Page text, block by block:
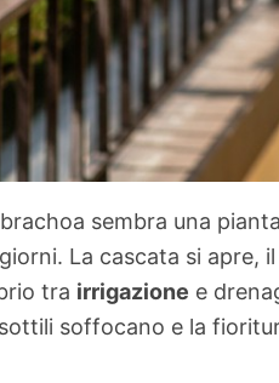
sembra una
La cascata si apre,
tra irrigazione e
soffocano e la